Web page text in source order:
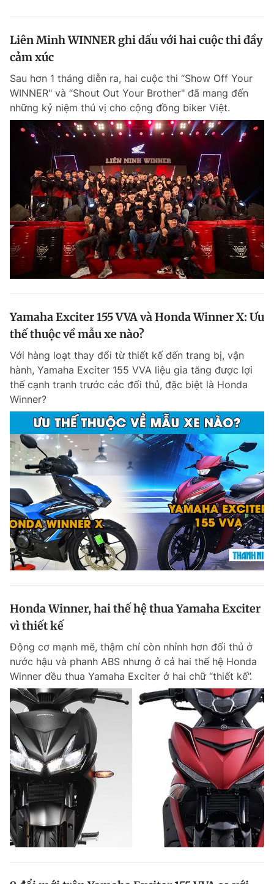
Liên Minh WINNER ghi dấu với hai cuộc thi đầy
cảm xúc
Sau hơn 1 tháng diễn ra, hai cuộc thi “Show Off Your
WINNER" và “Shout Out Your Brother" đã mang đến
những kỷ niệm thú vị cho cộng đồng biker Việt.
Yamaha Exciter 155 VVA và Honda Winner X: Ưu
thế thuộc về mẫu xe nào?
Với hàng loạt thay đổi từ thiết kế đến trang bị, vận
hành, Yamaha Exciter 155 VVA liệu gia tăng được lợi
thế cạnh tranh trước các đối thủ, đặc biệt là Honda
Winner?
Honda Winner, hai thế hệ thua Yamaha Exciter
vì thiết kế
Động cơ mạnh mẽ, thậm chí còn nhỉnh hơn đối thủ ở
nước hậu và phanh ABS nhưng ở cả hai thế hệ Honda
Winner đều thua Yamaha Exciter ở hai chữ “thiết kế”.